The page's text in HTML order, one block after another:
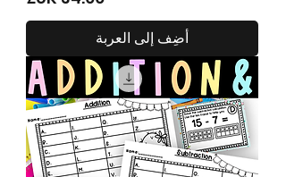
أضِف إلى العربة